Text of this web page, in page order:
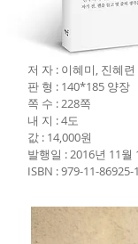
저 자 : 이혜미, 진혜련
판 형 : 140*185 양장
쪽 수 : 228쪽
내 지 : 4도
값 : 14,000원
발행일 : 2016년 11월
ISBN :979-11-86925-